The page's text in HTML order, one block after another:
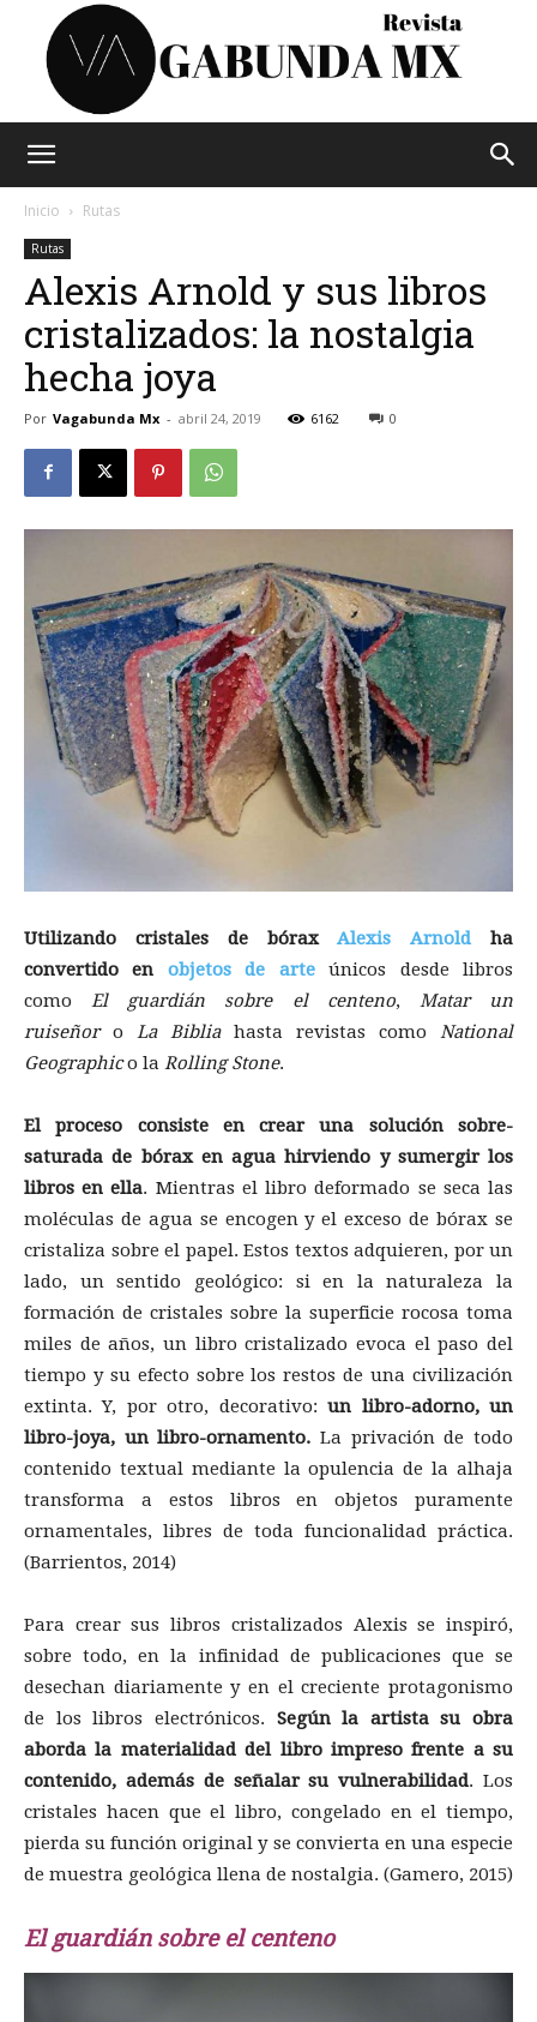
Mx
Inicio Rutas
Rutas
Alexis Arnold y sus libros
cristalizados: la nostalgia
hecha joya
Por Vagabunda Mx - abril 24, 2019 6162 0
Utilizando cristales de bóraxAlexis Arnold ha
convertido en objetos de arteúnicos desde libros
comoEl guardián sobre el centeno, Matar un
ruiseñoro La Bibliahasta revistas como National
Geographico la Rolling Stone.
El proceso consiste en crear una solución sobre-
saturada de bórax en agua hirviendo y sumergir los
libros en ella. Mientras el libro deformado se seca las
moléculas de agua se encogen y el exceso de bórax se
cristaliza sobre el papel. Estos textos adquieren, por un
lado, un sentido geológico: si en la naturaleza la
formación de cristales sobre la superficie rocosa toma
miles de años, un libro cristalizado evoca el paso del
tiempo y su efecto sobre los restos de una civilización
extinta. Y, por otro, decorativo:un libro-adorno, un
libro-joya, un libro-ornamento. La privación de todo
contenido textual mediante la opulencia de la alhaja
transforma a estos libros en objetos puramente
ornamentales, libres de toda funcionalidad práctica.
(Barrientos, 2014)
Para crear sus libros cristalizados Alexis se inspiró,
sobre todo, en la infinidad de publicaciones que se
desechan diariamente y en el creciente protagonismo
de los libros electrónicos. Según la artista su obra
aborda la materialidad del libro impreso frente a su
contenido, además de señalar su vulnerabilidad. Los
cristales hacen que el libro, congelado en el tiempo,
pierda su función original y se convierta en una especie
de muestra geológica llena de nostalgia. (Gamero, 2015)
El guardián sobre el centeno